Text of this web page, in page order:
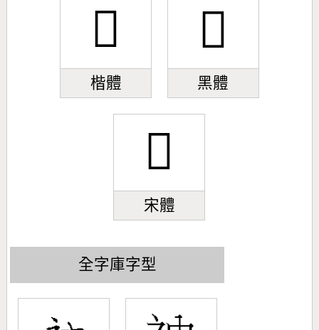
𫀃
楷體
𫀃
黑體
𫀃
宋體
全字庫字型